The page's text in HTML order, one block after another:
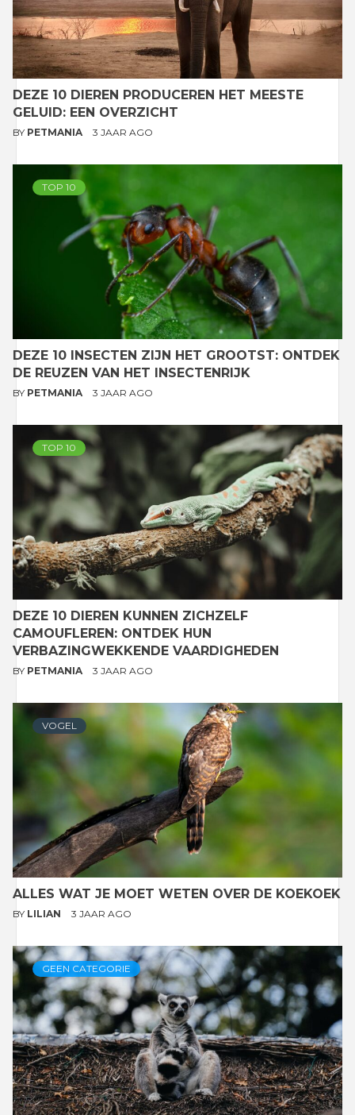
DEZE 10 DIEREN PRODUCEREN HET MEESTE
GELUID: EEN OVERZICHT
BY PETMANIA 3 JAAR AGO
TOP 10
DEZE 10 INSECTEN ZIJN HET GROOTST: ONTDEK
DE REUZEN VAN HET INSECTENRIJK
BY PETMANIA 3 JAAR AGO
TOP 10
DEZE 10 DIEREN KUNNEN ZICHZELF
CAMOUFLEREN: ONTDEK HUN
VERBAZINGWEKKENDE VAARDIGHEDEN
BY PETMANIA 3 JAAR AGO
VOGEL
ALLES WAT JE MOET WETEN OVER DE KOEKOEK
BY LILIAN 3 JAAR AGO
GEEN CATEGORIE